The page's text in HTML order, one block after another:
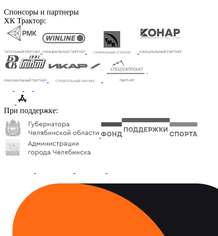
Спонсоры и партнеры
ХК Трактор:
При поддержке: